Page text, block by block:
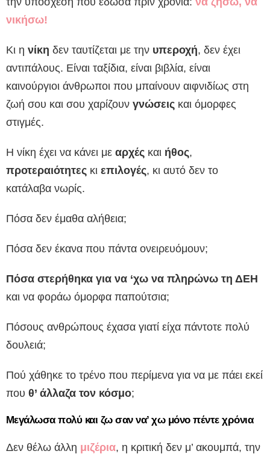
νικήσω!
Κι η νίκη δεν ταυτίζεται με την υπεροχή, δεν έχει
αντιπάλους. Eίναι ταξίδια, είναι βιβλία, είναι
καινούργιοι άνθρωποι που μπαίνουν αιφνιδίως στη
ζωή σου και σου χαρίζουν γνώσεις και όμορφες
στιγμές.
Η νίκη έχει να κάνει με αρχές και ήθος,
προτεραιότητες κι επιλογές, κι αυτό δεν το
κατάλαβα νωρίς.
Πόσα δεν έμαθα αλήθεια;
Πόσα δεν έκανα που πάντα ονειρευόμουν;
Πόσα στερήθηκα για να ‘χω να πληρώνω τη ΔΕΗ
και να φοράω όμορφα παπούτσια;
Πόσους ανθρώπους έχασα γιατί είχα πάντοτε πολύ
δουλειά;
Πού χάθηκε το τρένο που περίμενα για να με πάει εκεί
που θ’ άλλαζα τον κόσμο;
Μεγάλωσα πολύ και ζω σαν να’ χω μόνο πέντε χρόνια
Δεν θέλω άλλη μιζέρια, η κριτική δεν μ’ ακουμπά, την